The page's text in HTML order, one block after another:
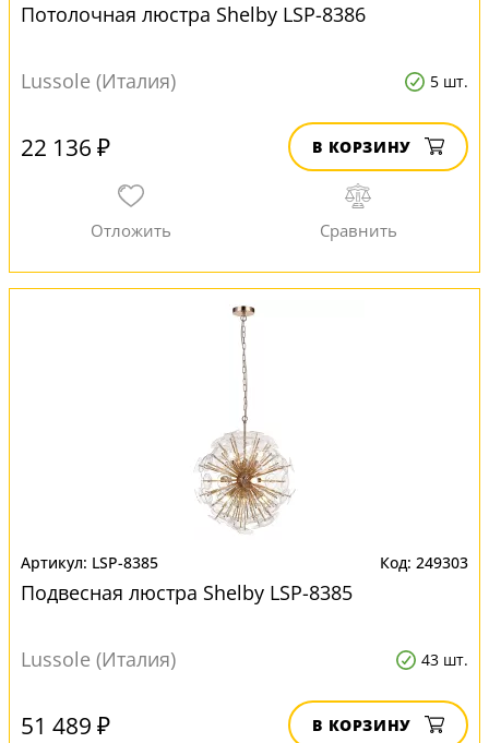
Потолочная люстра Shelby LSP-8386
Lussole (Италия) 5 шт.
22 136 ₽ В КОРЗИНУ
LSP-8385 249303
Подвесная люстра Shelby LSP-8385
Lussole (Италия) 43 шт.
51 489 ₽ В КОРЗИНУ